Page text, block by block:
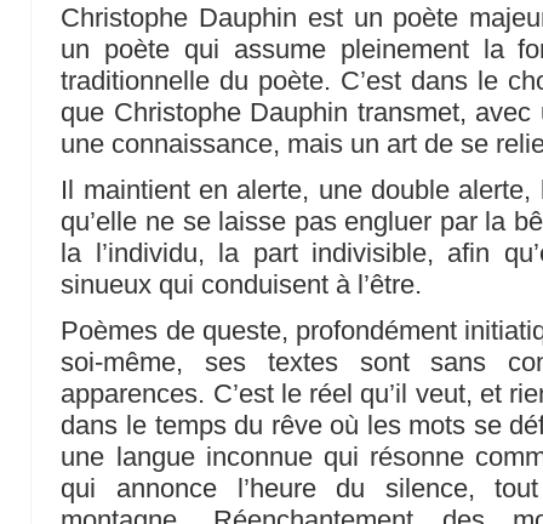
Christophe Dauphin est un poète
un poète qui assume pleinement la
traditionnelle du poète. C’est dans le
que Christophe Dauphin transmet,
une connaissance, mais un art de se
Il maintient en alerte, une double alerte,
qu’elle ne se laisse pas engluer par la
la l’individu, la part indivisible, afin
sinueux qui conduisent à l’être.
Poèmes de queste, profondément
soi-même, ses textes sont sans
apparences. C’est le réel qu’il veut, et
dans le temps du rêve où les mots se
une langue inconnue qui résonne
qui annonce l’heure du silence,